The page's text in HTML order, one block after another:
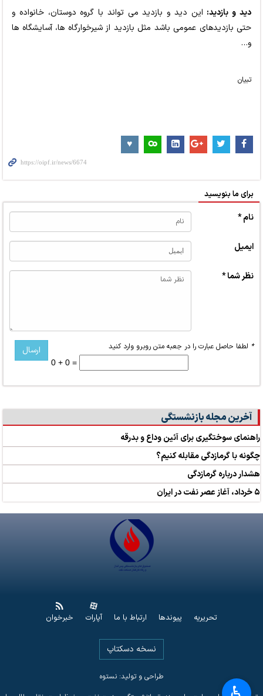
دید و بازدید: این دید و بازدید می تواند با گروه دوستان، خانواده و
حتی بازدیدهای عمومی باشد مثل بازدید از شیرخوارگاه ها، آسایشگاه ها
و…
تبیان
برای ما بنویسید
نام *
ایمیل
نظر شما *
* لطفا حاصل عبارت را در جعبه متن روبرو وارد کنید
0 + 0 =
آخرین مجله بازنشستگی
راهنمای سوختگیری برای آئین وداع و بدرقه
چگونه با گرمازدگی مقابله کنیم؟
هشدار درباره گرمازدگی
۵ خرداد، آغاز عصر نفت در ایران
تحریریه پیوندها ارتباط با ما آپارات خبرخوان
نسخه دسکتاپ
طراحی و تولید: نستوه